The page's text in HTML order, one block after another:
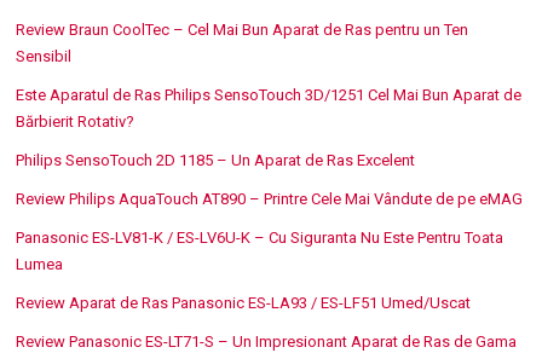
Review Braun CoolTec – Cel Mai Bun Aparat de Ras pentru un Ten
Sensibil
Este Aparatul de Ras Philips SensoTouch 3D/1251 Cel Mai Bun Aparat de
Bărbierit Rotativ?
Philips SensoTouch 2D 1185 – Un Aparat de Ras Excelent
Review Philips AquaTouch AT890 – Printre Cele Mai Vândute de pe eMAG
Panasonic ES-LV81-K / ES-LV6U-K – Cu Siguranta Nu Este Pentru Toata
Lumea
Review Aparat de Ras Panasonic ES-LA93 / ES-LF51 Umed/Uscat
Review Panasonic ES-LT71-S – Un Impresionant Aparat de Ras de Gama